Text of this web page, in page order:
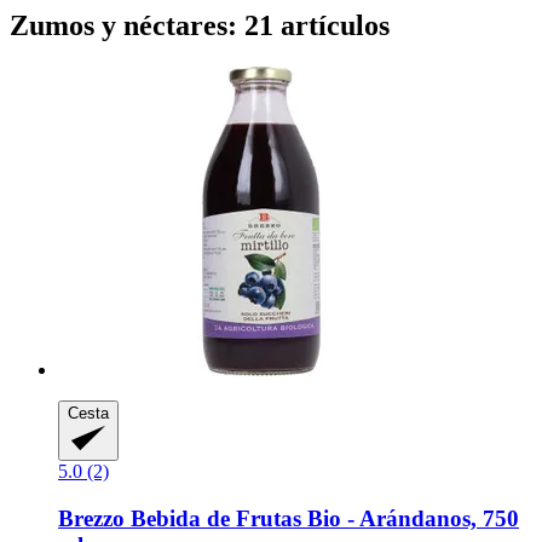
Zumos y néctares: 21 artículos
Cesta
5.0 (2)
Brezzo Bebida de Frutas Bio -​ Arándanos, 750